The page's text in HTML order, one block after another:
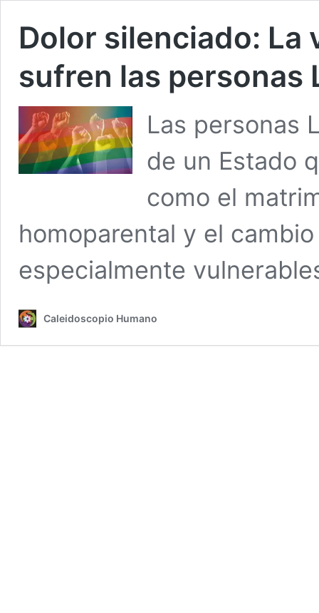
Dolor silenciado: La
sufren las personas
Las personas
de un Estado
como el
homoparental y el
especialmente
Caleidoscopio Humano